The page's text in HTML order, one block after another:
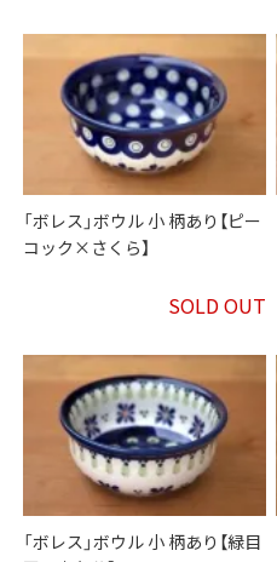
「ボレス」ボウル 小 柄あり【ピー
コック×さくら】
SOLD OUT
「ボレス」ボウル 小 柄あり【緑目